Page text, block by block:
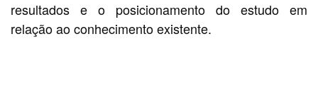
resultados e o posicionamento do estudo em
relação ao conhecimento existente.